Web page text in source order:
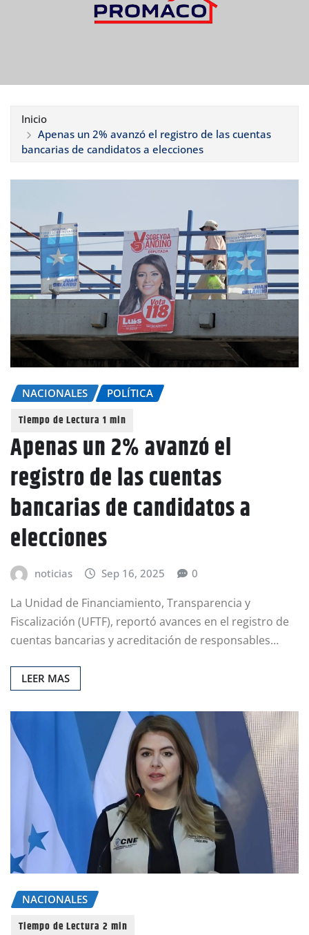
Inicio
Apenas un 2% avanzó el registro de las cuentas
bancarias de candidatos a elecciones
NACIONALES POLÍTICA
Apenas un 2% avanzó el
registro de las cuentas
bancarias de candidatos a
elecciones
noticias Sep 16, 2025 0
La Unidad de Financiamiento, Transparencia y
Fiscalización (UFTF), reportó avances en el registro de
cuentas bancarias y acreditación de responsables…
LEER MAS
NACIONALES